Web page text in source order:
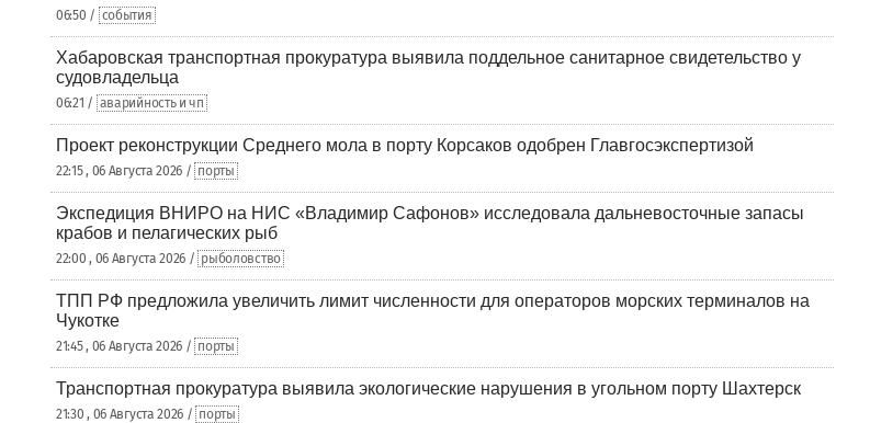
06:50 / события
Хабаровская транспортная прокуратура выявила поддельное санитарное свидетельство у
судовладельца
06:21 / аварийность и чп
Проект реконструкции Среднего мола в порту Корсаков одобрен Главгосэкспертизой
22:15 , 06 Августа 2026 / порты
Экспедиция ВНИРО на НИС «Владимир Сафонов» исследовала дальневосточные запасы
крабов и пелагических рыб
22:00 , 06 Августа 2026 / рыболовство
ТПП РФ предложила увеличить лимит численности для операторов морских терминалов на
Чукотке
21:45 , 06 Августа 2026 / порты
Транспортная прокуратура выявила экологические нарушения в угольном порту Шахтерск
21:30 , 06 Августа 2026 / порты